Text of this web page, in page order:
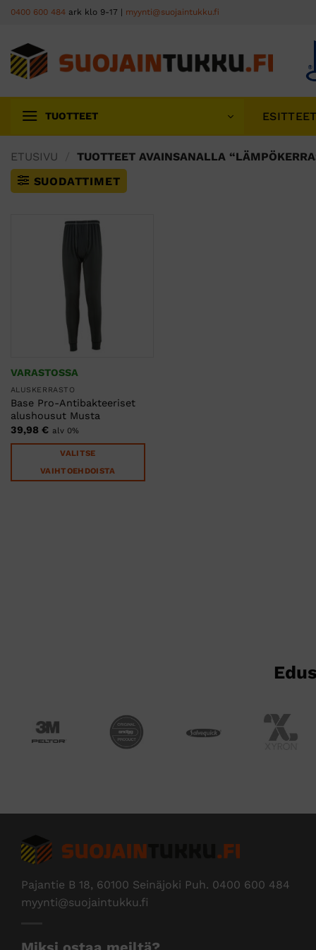
Skip
content
0400 600 484 ark klo 9-17 | myynti@suojaintukku.fi
TUOTTEET ESITTEET
ETUSIVU
TUOTTEET AVAINSANALLA
SUODATTIMET
VARASTOSSA
ALUSKERRASTO
Base Pro-Antibakteeriset
alushousut Musta
39,98 € alv 0%
VALITSE
VAIHTOEHDOISTA
Pajantie B 18, 60100 Seinäjoki Puh. 0400 600 484
myynti@suojaintukku.fi